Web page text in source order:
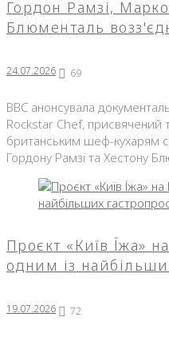
Гордон Рамзі,
Блюменталь
24.07.2026 69
BBC анонсувала
Rockstar Chef,
британським шеф-кухарям
Гордону Рамзі та Хестону
Проєкт «Київ Їжа»
одним із
19.07.2026 72